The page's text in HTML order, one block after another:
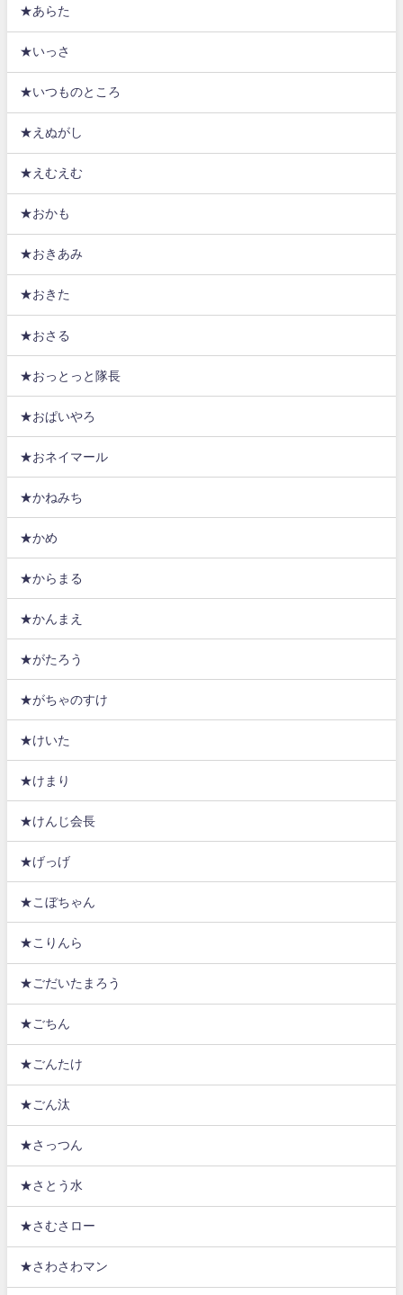
★あらた
★いっさ
★いつものところ
★えぬがし
★えむえむ
★おかも
★おきあみ
★おきた
★おさる
★おっとっと隊長
★おぱいやろ
★おネイマール
★かねみち
★かめ
★からまる
★かんまえ
★がたろう
★がちゃのすけ
★けいた
★けまり
★けんじ会長
★げっげ
★こぼちゃん
★こりんら
★ごだいたまろう
★ごちん
★ごんたけ
★ごん汰
★さっつん
★さとう水
★さむさロー
★さわさわマン